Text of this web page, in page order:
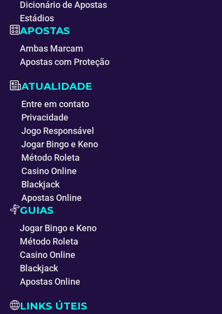
Dicionário de Apostas
Estádios
APOSTAS
Ambas Marcam
Apostas com Proteção
ATUALIDADE
Entre em contato
Privacidade
Jogo Responsável
Jogar Bingo e Keno
Método Roleta
Casino Online
Blackjack
Apostas Online
GUIAS
Jogar Bingo e Keno
Método Roleta
Casino Online
Blackjack
Apostas Online
LINKS ÚTEIS